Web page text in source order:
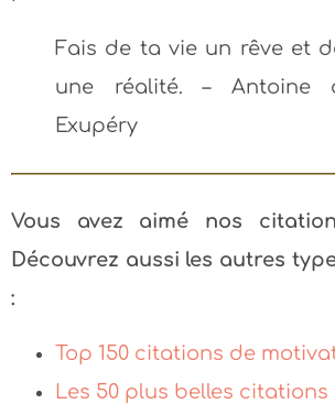
Fais de ta vie un rêve et
une réalité. – Antoine
Exupéry
Vous avez aimé nos
Découvrez aussi les autres
:
Top 150 citations de
Les 50 plus belles